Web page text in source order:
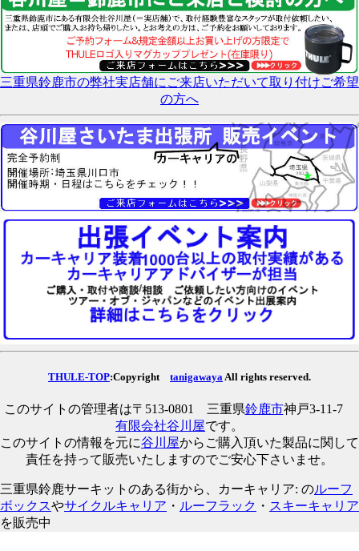
三重県鈴鹿市の弊社実店舗にご来店いただいて取り付けご希望
の方へ
THULE-TOP:Copyright tanigawaya All rights reserved.
このサイトの管理者は〒513-0801 三重県鈴鹿市神戸3-11-7
有限会社谷川屋です。
このサイトの情報を元に谷川屋からご購入頂いた製品に関して
責任を持って販売いたしますのでご安心下さいませ。
三重県鈴鹿サーキットのある街から、カーキャリア: のルーフ
ボックスやサイクルキャリア ・ ルーフラック ・ スキーキャリア
を販売中